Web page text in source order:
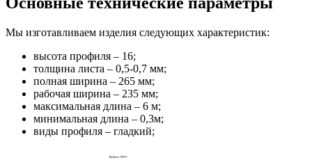
Мы изготавливаем изделия следующих характеристик:
высота профиля – 16;
толщина листа – 0,5-0,7 мм;
полная ширина – 265 мм;
рабочая ширина – 235 мм;
максимальная длина – 6 м;
минимальная длина – 0,3м;
виды профиля – гладкий;